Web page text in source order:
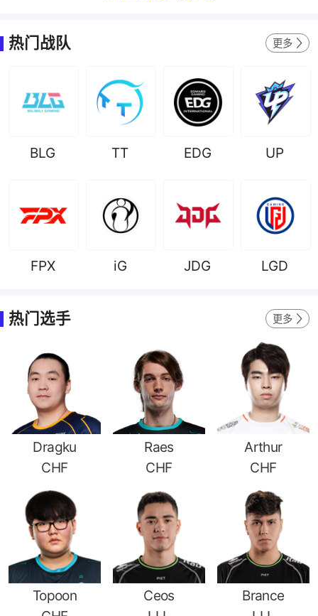
热门战队 更多
BLG TT EDG UP
FPX iG JDG LGD
热门选手 更多
Dragku
CHF
Raes
CHF
Arthur
CHF
Topoon
Ceos
Brance